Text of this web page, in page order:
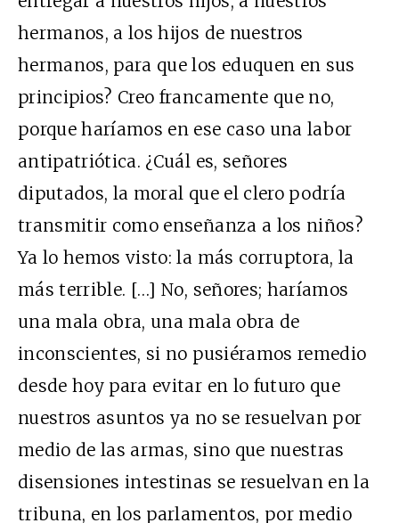
hermanos, a los hijos de nuestros
hermanos, para que los eduquen en sus
principios? Creo francamente que no,
porque haríamos en ese caso una labor
antipatriótica. ¿Cuál es, señores
diputados, la moral que el clero podría
transmitir como enseñanza a los niños?
Ya lo hemos visto: la más corruptora, la
más terrible. […] No, señores; haríamos
una mala obra, una mala obra de
inconscientes, si no pusiéramos remedio
desde hoy para evitar en lo futuro que
nuestros asuntos ya no se resuelvan por
medio de las armas, sino que nuestras
disensiones intestinas se resuelvan en la
tribuna, en los parlamentos, por medio